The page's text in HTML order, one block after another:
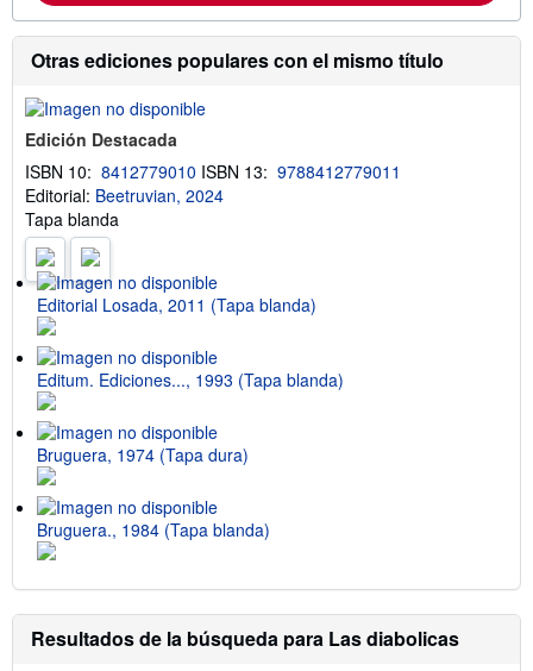
o
r
m
a
o
Otras ediciones populares con el mismo título
Edición Destacada
ISBN 10: 8412779010 ISBN 13: 9788412779011
Editorial: Beetruvian, 2024
Tapa blanda
Editorial Losada, 2011 (Tapa blanda)
Editum. Ediciones..., 1993 (Tapa blanda)
Bruguera, 1974 (Tapa dura)
Bruguera., 1984 (Tapa blanda)
Resultados de la búsqueda para Las diabolicas